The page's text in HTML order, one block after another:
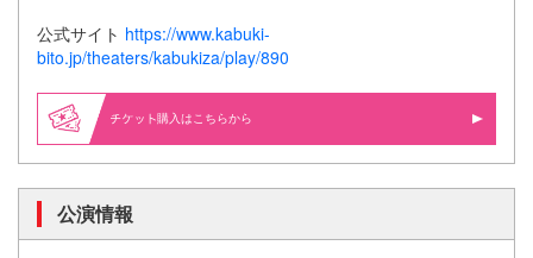
公式サイト https://www.kabuki-
bito.jp/theaters/kabukiza/play/890
購入はこちらから
公演情報